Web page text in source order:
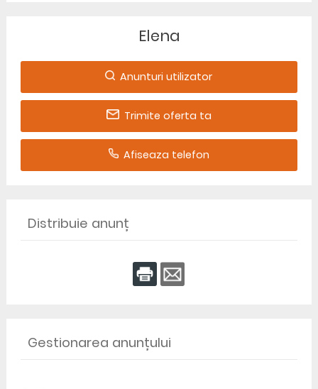
Elena
Anunturi utilizator
Trimite oferta ta
Afiseaza telefon
Distribuie anunț
Gestionarea anunțului